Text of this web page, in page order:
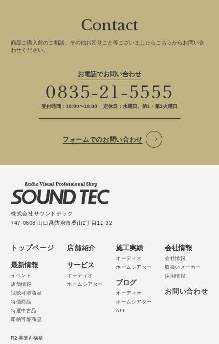
Contact
商品ご購入前のご相談、その他お困りごと等ございましたらこちらからお問い合
わせください。
お電話でお問い合わせ
0835-21-5555
受付時間：10:00〜18:00 定休日：水曜日、第1・第3火曜日
フォームでのお問い合わせ
株式会社サウンドテック
747-0808 山口県防府市桑山2丁目11-32
トップページ
最新情報
イベント
店舗情報
試聴可能商品
特価商品
特選中古品
即納可能商品
店舗紹介
サービス
オーディオ
ホームシアター
施工実績
オーディオ
ホームシアター
ブログ
オーディオ
ホームシアター
ALL
会社情報
会社情報
取扱いメーカー
採用情報
お問い合わせ
R2 事業再構築